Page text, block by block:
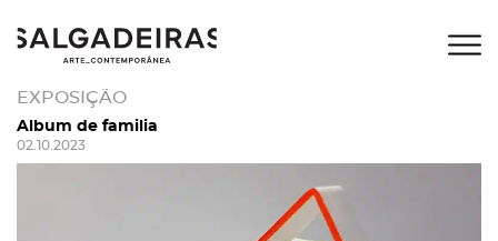
EXPOSIÇÃO
Album de familia
02.10.2023